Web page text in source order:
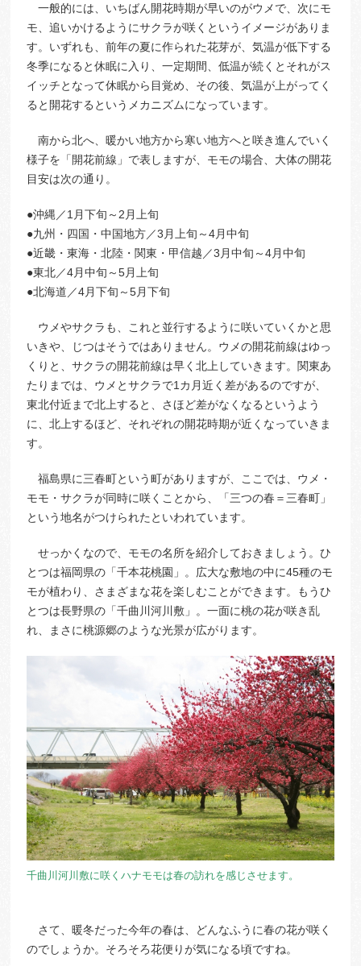
一般的には、いちばん開花時期が早いのがウメで、次にモ
モ、追いかけるようにサクラが咲くというイメージがありま
す。いずれも、前年の夏に作られた花芽が、気温が低下する
冬季になると休眠に入り、一定期間、低温が続くとそれがス
イッチとなって休眠から目覚め、その後、気温が上がってく
ると開花するというメカニズムになっています。
南から北へ、暖かい地方から寒い地方へと咲き進んでいく
様子を「開花前線」で表しますが、モモの場合、大体の開花
目安は次の通り。
●沖縄／1月下旬～2月上旬
●九州・四国・中国地方／3月上旬～4月中旬
●近畿・東海・北陸・関東・甲信越／3月中旬～4月中旬
●東北／4月中旬～5月上旬
●北海道／4月下旬～5月下旬
ウメやサクラも、これと並行するように咲いていくかと思
いきや、じつはそうではありません。ウメの開花前線はゆっ
くりと、サクラの開花前線は早く北上していきます。関東あ
たりまでは、ウメとサクラで1カ月近く差があるのですが、
東北付近まで北上すると、さほど差がなくなるというよう
に、北上するほど、それぞれの開花時期が近くなっていきま
す。
福島県に三春町という町がありますが、ここでは、ウメ・
モモ・サクラが同時に咲くことから、「三つの春＝三春町」
という地名がつけられたといわれています。
せっかくなので、モモの名所を紹介しておきましょう。ひ
とつは福岡県の「千本花桃園」。広大な敷地の中に45種のモ
モが植わり、さまざまな花を楽しむことができます。もうひ
とつは長野県の「千曲川河川敷」。一面に桃の花が咲き乱
れ、まさに桃源郷のような光景が広がります。
千曲川河川敷に咲くハナモモは春の訪れを感じさせます。
さて、暖冬だった今年の春は、どんなふうに春の花が咲く
のでしょうか。そろそろ花便りが気になる頃ですね。